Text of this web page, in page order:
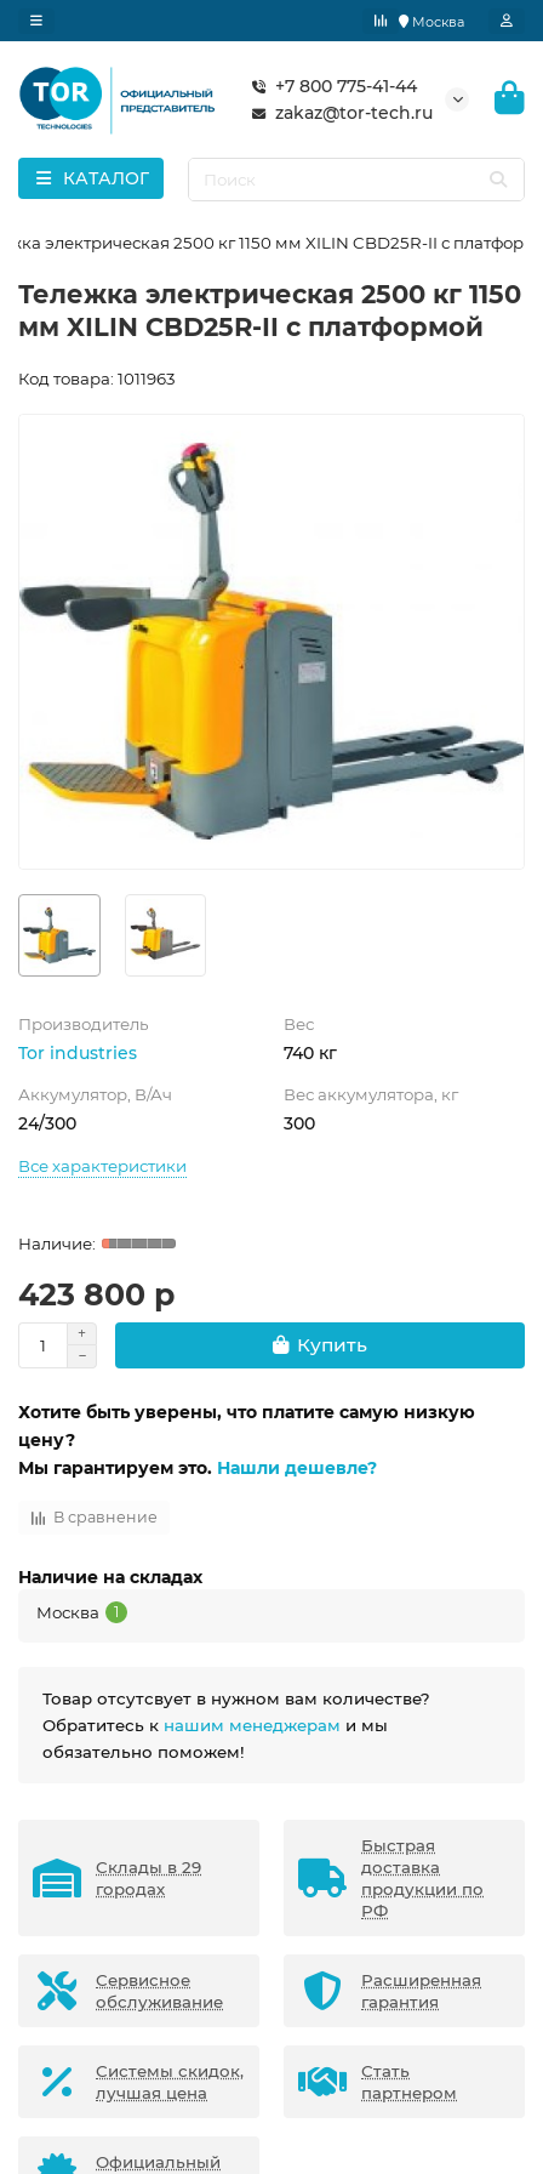
Москва
+7 800 775-41-44
zakaz@tor-tech.ru
КАТАЛОГ
электрическая 2500 кг 1150 мм XILIN CBD25R-II с
Тележка электрическая 2500 кг 1150
мм XILIN CBD25R-II с платформой
Код товара: 1011963
Производитель
Tor industries
Вес
740 кг
Аккумулятор, В/Ач
24/300
Вес аккумулятора, кг
300
Все характеристики
423 800 р
Купить
Хотите быть уверены, что платите самую низкую
цену?
Мы гарантируем это. Нашли дешевле?
В сравнение
Наличие на складах
Москва 1
Товар отсутсвует в нужном вам количестве?
Обратитесь к нашим менеджерам и мы
обязательно поможем!
Склады в 29
городах
Быстрая
доставка
продукции по
РФ
Сервисное
обслуживание
Расширенная
гарантия
Системы скидок,
лучшая цена
Стать
партнером
Официальный